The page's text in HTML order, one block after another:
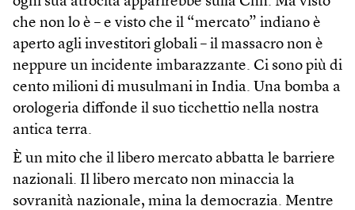
che non lo è – e visto che il “mercato” indiano è
aperto agli investitori globali – il massacro non è
neppure un incidente imbarazzante. Ci sono più di
cento milioni di musulmani in India. Una bomba a
orologeria diffonde il suo ticchettio nella nostra
antica terra.
È un mito che il libero mercato abbatta le barriere
nazionali. Il libero mercato non minaccia la
sovranità nazionale, mina la democrazia. Mentre